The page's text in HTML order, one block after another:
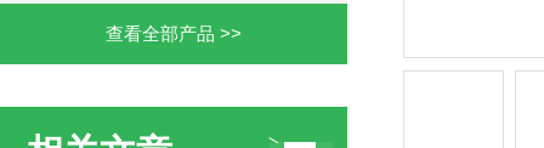
查看全部产品 >>